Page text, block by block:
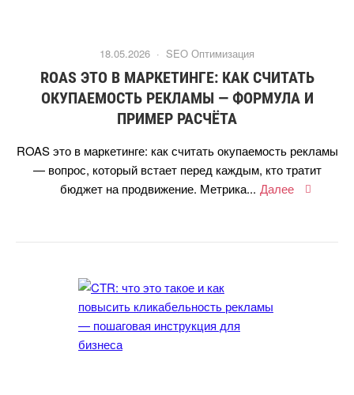
18.05.2026 · SEO Оптимизация
ROAS ЭТО В МАРКЕТИНГЕ: КАК СЧИТАТЬ
ОКУПАЕМОСТЬ РЕКЛАМЫ — ФОРМУЛА И
ПРИМЕР РАСЧЁТА
ROAS это в маркетинге: как считать окупаемость рекламы
— вопрос, который встает перед каждым, кто тратит
юджет на продвижение. Метрика... Далее